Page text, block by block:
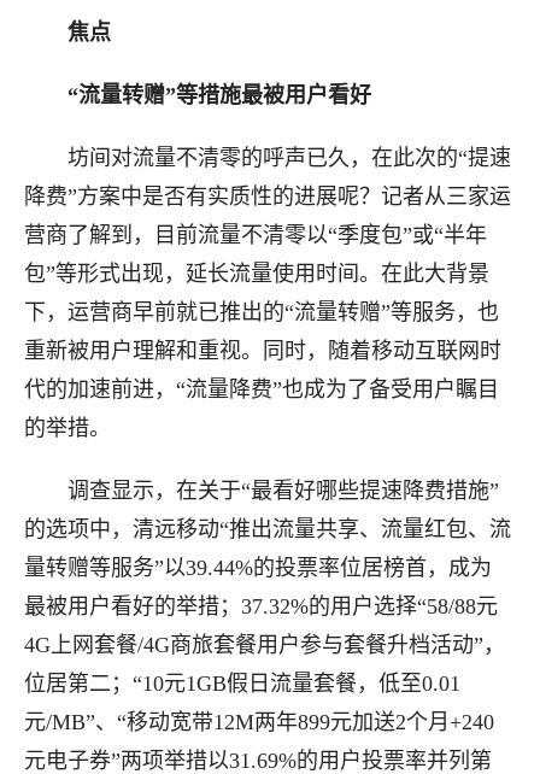
焦点
“流量转赠”等措施最被用户看好
坊间对流量不清零的呼声已久，在此次的“提速
降费”方案中是否有实质性的进展呢？记者从三家运
营商了解到，目前流量不清零以“季度包”或“半年
包”等形式出现，延长流量使用时间。在此大背景
下，运营商早前就已推出的“流量转赠”等服务，也
重新被用户理解和重视。同时，随着移动互联网时
代的加速前进，“流量降费”也成为了备受用户瞩目
的举措。
调查显示，在关于“最看好哪些提速降费措施”
的选项中，清远移动“推出流量共享、流量红包、流
量转赠等服务”以39.44%的投票率位居榜首，成为
最被用户看好的举措；37.32%的用户选择“58/88元
4G上网套餐/4G商旅套餐用户参与套餐升档活动”，
位居第二；“10元1GB假日流量套餐，低至0.01
元/MB”、“移动宽带12M两年899元加送2个月+240
元电子券”两项举措以31.69%的用户投票率并列第